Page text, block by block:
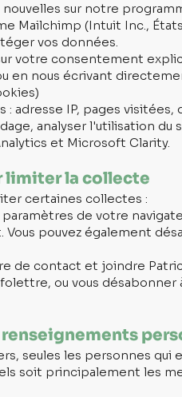
nouvelles sur notre
Mailchimp (Intuit Inc.,
vos données.
votre consentement
en nous écrivant
adresse IP, pages
analyser l'utilisation
et Microsoft Clarity.
limiter la collecte
certaines collectes :
paramètres de votre
pouvez également
de contact et joindre
ou vous
renseignements
seules les personnes
soit principalement les